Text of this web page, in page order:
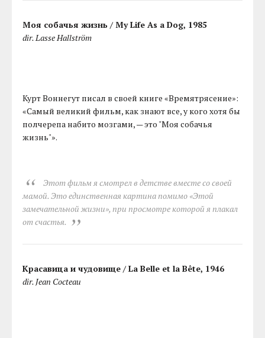
Моя собачья жизнь / My Life As a Dog, 1985
dir. Lasse Hallström
Курт Воннегут писал в своей книге «Времятрясение»:
«Самый великий фильм, как знают все, у кого хотя бы
полчерепа набито мозгами, — это "Моя собачья
жизнь"».
Этот фильм я смотрел в детстве вместе со своей
мамой. Это единственная картина помимо «Этой
замечательной жизни», при просмотре которой я плакал
от счастья.
Красавица и чудовище / La Belle et la Bête, 1946
dir. Jean Cocteau